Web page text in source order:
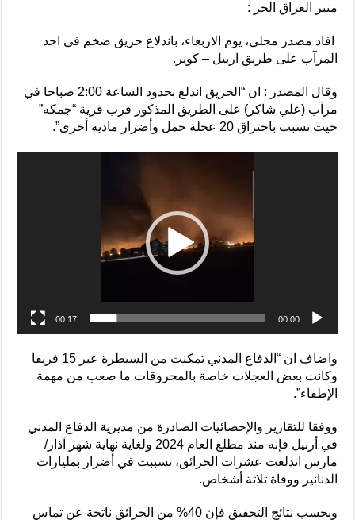
منبر العراق الحر :
افاد مصدر محلي، يوم الاربعاء، باندلاع حريق ضخم في احد
المرآب على طريق اربيل – كوير.
وقال المصدر : ان “الحريق اندلع بحدود الساعة 2:00 صباحا في
مرآب (علي شاكر) على الطريق المذكور قرب قرية “جمكه”
حيث تسبب باحتراق 20 عجلة حمل وأضرار مادية أخرى”.
00:00
00:17
واضاف ان “الدفاع المدني تمكنت من السيطرة عبر 15 فريقا
وكانت بعض العجلات خاصة بالمحروقات ما صعب من مهمة
الإطفاء”.
ووفقا للتقارير والإحصائيات الصادرة من مديرية الدفاع المدني
في أربيل فإنه منذ مطلع العام 2024 ولغاية نهاية شهر آذار/
مارس اندلعت عشرات الحرائق، تسببت في أضرار بمليارات
الدنانير ووفاة ثلاثة أشخاص.
وبحسب نتائج التحقيق فإن 40% من الحرائق ناتجة عن تماس